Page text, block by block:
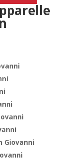
Giovanni